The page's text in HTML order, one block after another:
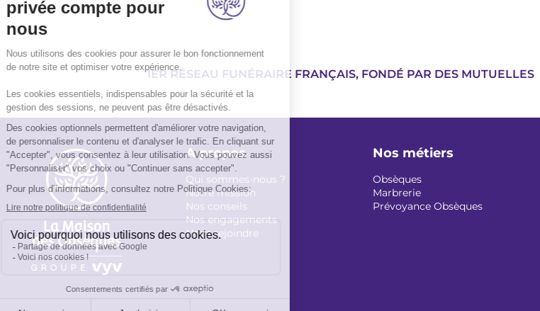
1ER RÉSEAU FUNÉRAIRE FRANÇAIS, FONDÉ PAR DES MUTUELLES
A propos
Qui sommes-nous ?
Notre mission
Nos conseils
Nos engagements
Nous rejoindre
Nos métiers
Obsèques
Marbrerie
Prévoyance Obsèques